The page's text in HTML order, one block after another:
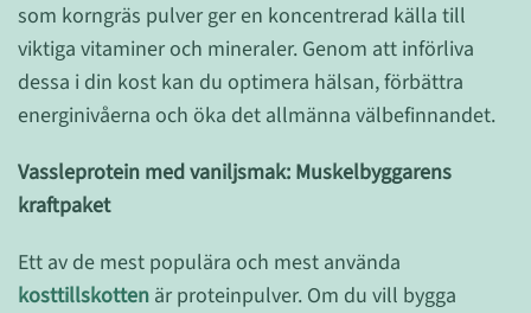
som korngräs pulver ger en koncentrerad källa till
viktiga vitaminer och mineraler. Genom att införliva
dessa i din kost kan du optimera hälsan, förbättra
energinivåerna och öka det allmänna välbefinnandet.
Vassleprotein med vaniljsmak: Muskelbyggarens
kraftpaket
Ett av de mest populära och mest använda
kosttillskotten är proteinpulver. Om du vill bygga